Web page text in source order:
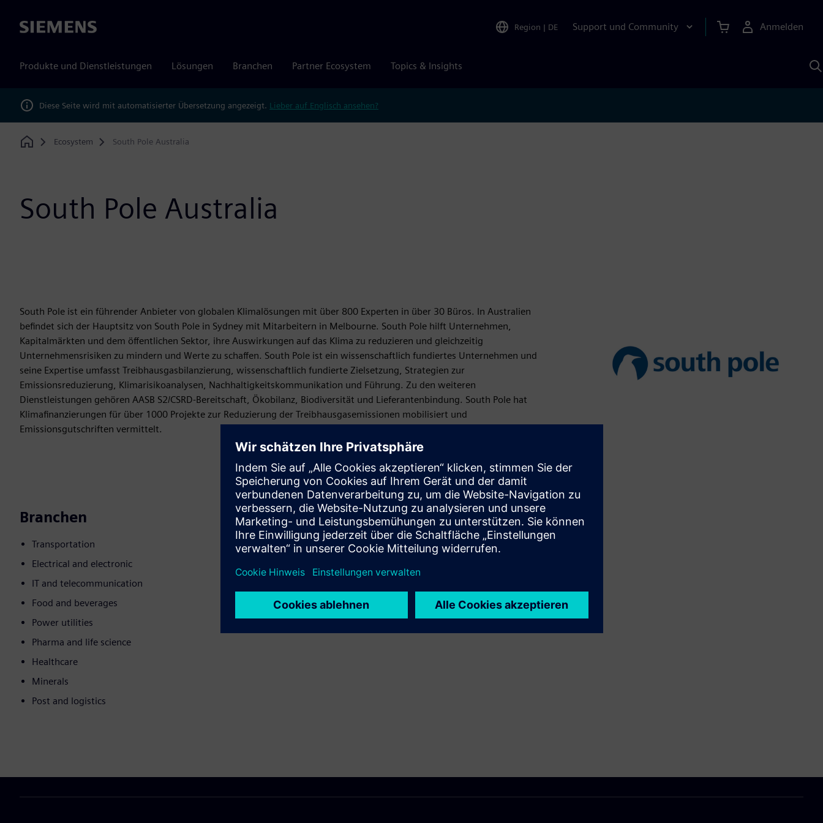
Siemens Region | DE Support und Community Anmelden
Produkte und Dienstleistungen Lösungen Branchen Partner Ecosystem Topics & Insights
KI
Diese Seite wird mit automatisierter Übersetzung angezeigt. Lieber auf Englisch ansehen?
Home
Ecosystem South Pole Australia
South Pole Australia
South Pole ist ein führender Anbieter von globalen Klimalösungen mit über 800 Experten in über 30 Büros. In Australien
befindet sich der Hauptsitz von South Pole in Sydney mit Mitarbeitern in Melbourne. South Pole hilft Unternehmen,
Kapitalmärkten und dem öffentlichen Sektor, ihre Auswirkungen auf das Klima zu reduzieren und gleichzeitig
Unternehmensrisiken zu mindern und Werte zu schaffen. South Pole ist ein wissenschaftlich fundiertes Unternehmen und
seine Expertise umfasst Treibhausgasbilanzierung, wissenschaftlich fundierte Zielsetzung, Strategien zur
Emissionsreduzierung, Klimarisikoanalysen, Nachhaltigkeitskommunikation und Führung. Zu den weiteren
Dienstleistungen gehören AASB S2/CSRD-Bereitschaft, Ökobilanz, Biodiversität und Lieferantenbindung. South Pole hat
Klimafinanzierungen für über 1000 Projekte zur Reduzierung der Treibhausgasemissionen mobilisiert und
Emissionsgutschriften vermittelt.
Branchen
Transportation
Electrical and electronic
IT and telecommunication
Food and beverages
Power utilities
Pharma and life science
Healthcare
Minerals
Post and logistics
Antrag
Service
Produkt/Lösung, der den Kunden bei der
Wartung unterstützt